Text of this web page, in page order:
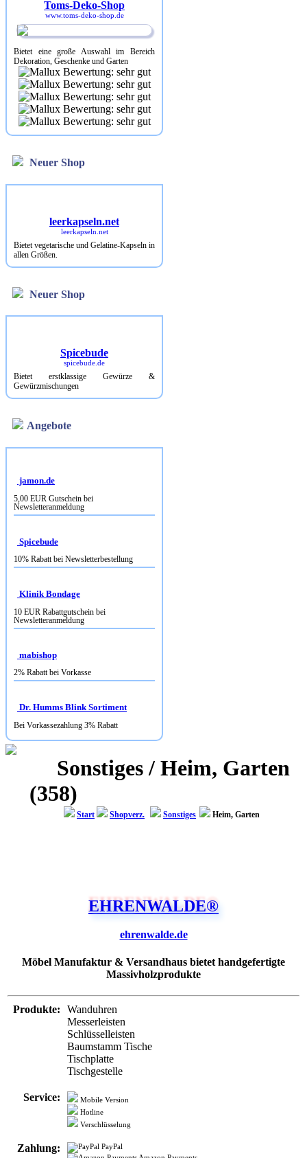
Toms-Deko-Shop
www.toms-deko-shop.de
Bietet eine große Auswahl im Bereich
Dekoration, Geschenke und Garten
Neuer Shop
leerkapseln.net
Bietet vegetarische und Gelatine-Kapseln in
allen Größen.
Bietet erstklassige Gewürze &
Gewürzmischungen
5,00 EUR Gutschein bei
Newsletteranmeldung
Spicebude
Klinik Bondage
Newsletteranmeldung
mabishop
Dr. Humms Blink Sortiment
Sonstiges / Heim, Garten
(358)
Shopverz. Heim, Garten
Möbel Manufaktur & Versandhaus bietet handgefertigte
Massivholzprodukte
Messerleisten
Schlüsselleisten
Tischplatte
Tischgestelle
Mobile Version
Hotline
Verschlüsselung
Zahlung:
Klarna
Rechnung